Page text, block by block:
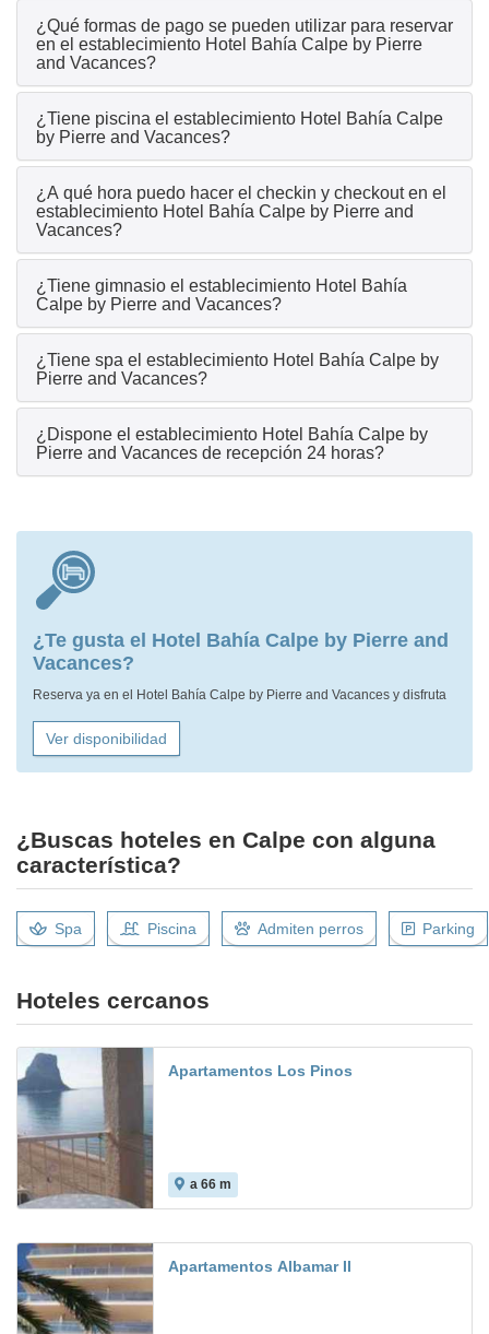
¿Qué formas de pago se pueden utilizar para reservar
en el establecimiento Hotel Bahía Calpe by Pierre
and Vacances?
¿Tiene piscina el establecimiento Hotel Bahía Calpe
by Pierre and Vacances?
¿A qué hora puedo hacer el checkin y checkout en el
establecimiento Hotel Bahía Calpe by Pierre and
Vacances?
¿Tiene gimnasio el establecimiento Hotel Bahía
Calpe by Pierre and Vacances?
¿Tiene spa el establecimiento Hotel Bahía Calpe by
Pierre and Vacances?
¿Dispone el establecimiento Hotel Bahía Calpe by
Pierre and Vacances de recepción 24 horas?
¿Te gusta el Hotel Bahía Calpe by Pierre and
Vacances?
Reserva ya en el Hotel Bahía Calpe by Pierre and Vacances y disfruta
Ver disponibilidad
¿Buscas hoteles en Calpe con alguna
característica?
Spa Piscina Admiten perros Parking
Hoteles cercanos
Apartamentos Los Pinos
a 66 m
Apartamentos Albamar II